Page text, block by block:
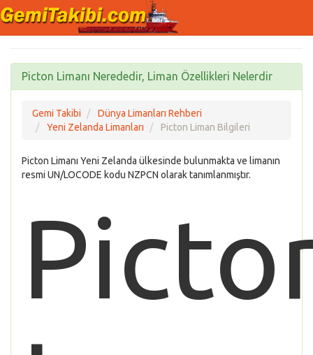
Picton Limanı Nerededir, Liman Özellikleri Nelerdir
Gemi Takibi
Dünya Limanları Rehberi
Yeni Zelanda Limanları
Picton Liman Bilgileri
Picton Limanı Yeni Zelanda ülkesinde bulunmakta ve limanın
resmi UN/LOCODE kodu NZPCN olarak tanımlanmıştır.